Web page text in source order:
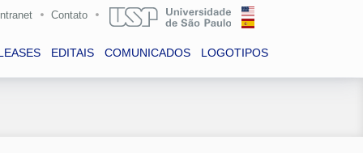
Intranet Contato
EDITAIS COMUNICADOS LOGOTIPOS